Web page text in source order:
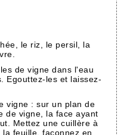
le riz, le persil, la
de vigne dans l'eau
Egouttez-les et laissez-
vigne : sur un plan de
de vigne, la face ayant
Mettez une cuillère à
feuille, façonnez en